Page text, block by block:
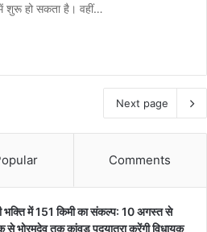
शुरू हो सकता है। वहीं…
Next page
Comments
भक्ति में 151 किमी का संकल्प: 10 अगस्त से
भोरमदेव तक कांवड़ पदयात्रा करेंगी विधायक